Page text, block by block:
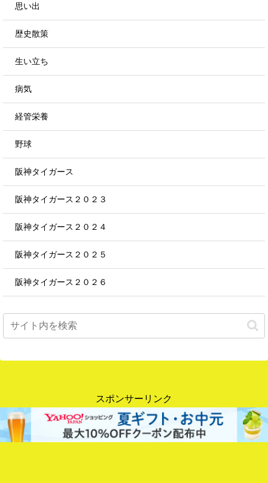
思い出
歴史散策
生い立ち
病気
経管栄養
野球
阪神タイガース
阪神タイガース２０２３
阪神タイガース２０２４
阪神タイガース２０２５
阪神タイガース２０２６
スポンサーリンク